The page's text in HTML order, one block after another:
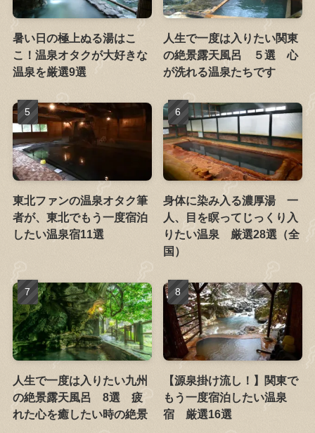
暑い日の極上ぬる湯はこ
こ！温泉オタクが大好きな
温泉を厳選9選
人生で一度は入りたい関東
の絶景露天風呂 ５選 心
が洗れる温泉たちです
東北ファンの温泉オタク筆
者が、東北でもう一度宿泊
したい温泉宿11選
身体に染み入る濃厚湯 一
人、目を瞑ってじっくり入
りたい温泉 厳選28選（全
国）
人生で一度は入りたい九州
の絶景露天風呂 8選 疲
れた心を癒したい時の絶景
【源泉掛け流し！】関東で
もう一度宿泊したい温泉
宿 厳選16選